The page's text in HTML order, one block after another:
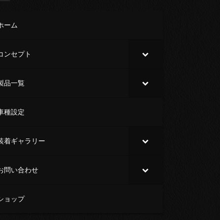
ーム
ンセプト
品一覧
種設定
着ギャラリー
問い合わせ
ョップ